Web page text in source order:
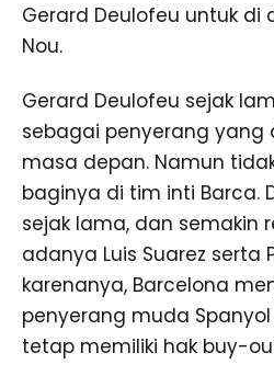
Gerard Deulofeu untuk di
Nou.
Gerard Deulofeu sejak
sebagai penyerang yang
masa depan. Namun
baginya di tim inti Barca.
sejak lama, dan semakin
adanya Luis Suarez serta
karenanya, Barcelona
penyerang muda
tetap memiliki hak buy-